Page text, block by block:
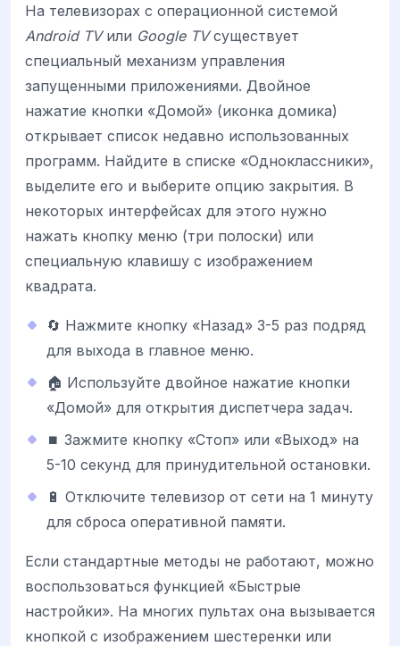
На телевизорах с операционной системой
Android TVили Google TVсуществует
специальный механизм управления
запущенными приложениями. Двойное
нажатие кнопки «Домой» (иконка домика)
открывает список недавно использованных
программ. Найдите в списке «Одноклассники»,
выделите его и выберите опцию закрытия. В
некоторых интерфейсах для этого нужно
нажать кнопку меню (три полоски) или
специальную клавишу с изображением
квадрата.
🔄 Нажмите кнопку «Назад» 3-5 раз подряд
для выхода в главное меню.
🏠 Используйте двойное нажатие кнопки
«Домой» для открытия диспетчера задач.
⏹️ Зажмите кнопку «Стоп» или «Выход» на
5-10 секунд для принудительной остановки.
🔋 Отключите телевизор от сети на 1 минуту
для сброса оперативной памяти.
Если стандартные методы не работают, можно
воспользоваться функцией «Быстрые
настройки». На многих пультах она вызывается
кнопкой с изображением шестеренки или